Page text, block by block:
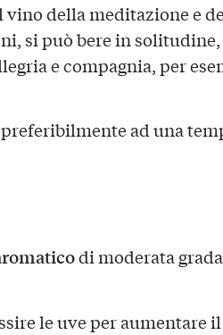
vino della meditazione e
si può bere in
e compagnia, per
ad una
di moderata
le uve per aumentare